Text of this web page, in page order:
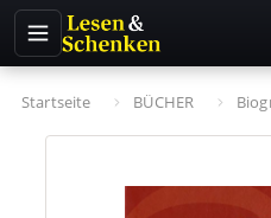
Startseite BÜCHER